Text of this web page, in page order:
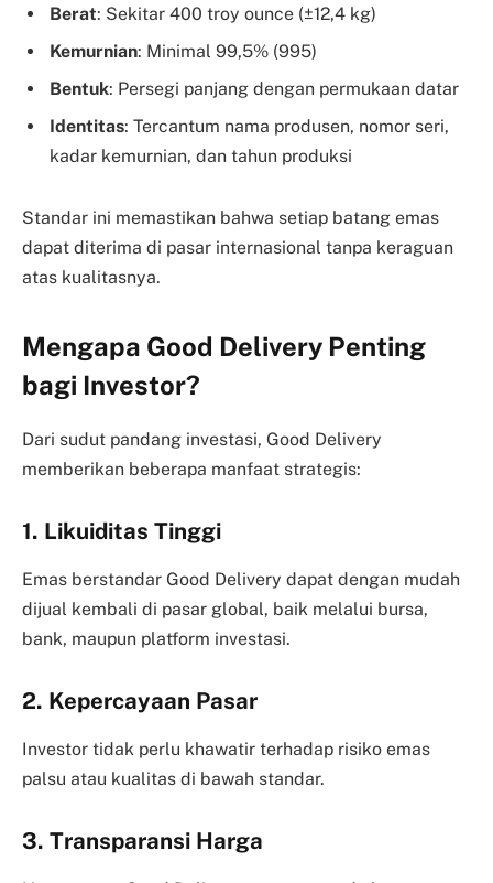
Berat: Sekitar 400 troy ounce (±12,4 kg)
Kemurnian: Minimal 99,5% (995)
Bentuk: Persegi panjang dengan permukaan datar
Identitas: Tercantum nama produsen, nomor seri,
kadar kemurnian, dan tahun produksi
Standar ini memastikan bahwa setiap batang emas
dapat diterima di pasar internasional tanpa keraguan
atas kualitasnya.
Mengapa Good Delivery Penting
bagi Investor?
Dari sudut pandang investasi, Good Delivery
memberikan beberapa manfaat strategis:
1. Likuiditas Tinggi
Emas berstandar Good Delivery dapat dengan mudah
dijual kembali di pasar global, baik melalui bursa,
bank, maupun platform investasi.
2. Kepercayaan Pasar
Investor tidak perlu khawatir terhadap risiko emas
palsu atau kualitas di bawah standar.
3. Transparansi Harga